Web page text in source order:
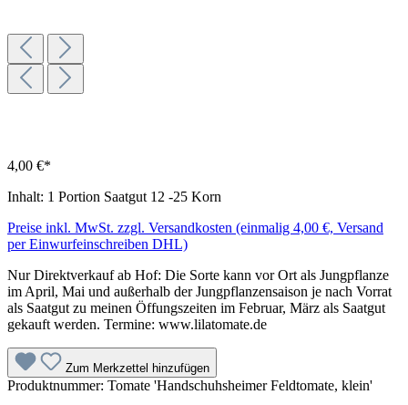
4,00 €*
Inhalt: 1 Portion Saatgut 12 -25 Korn
Preise inkl. MwSt. zzgl. Versandkosten (einmalig 4,00 €, Versand
per Einwurfeinschreiben DHL)
Nur Direktverkauf ab Hof: Die Sorte kann vor Ort als Jungpflanze
im April, Mai und außerhalb der Jungpflanzensaison je nach Vorrat
als Saatgut zu meinen Öffungszeiten im Februar, März als Saatgut
gekauft werden. Termine: www.lilatomate.de
Zum Merkzettel hinzufügen
Produktnummer: Tomate 'Handschuhsheimer Feldtomate, klein'